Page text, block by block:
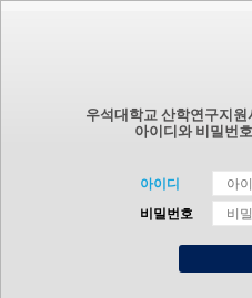
우석대학교 산학연구지
아이디와 비밀번
아이디
비밀번호